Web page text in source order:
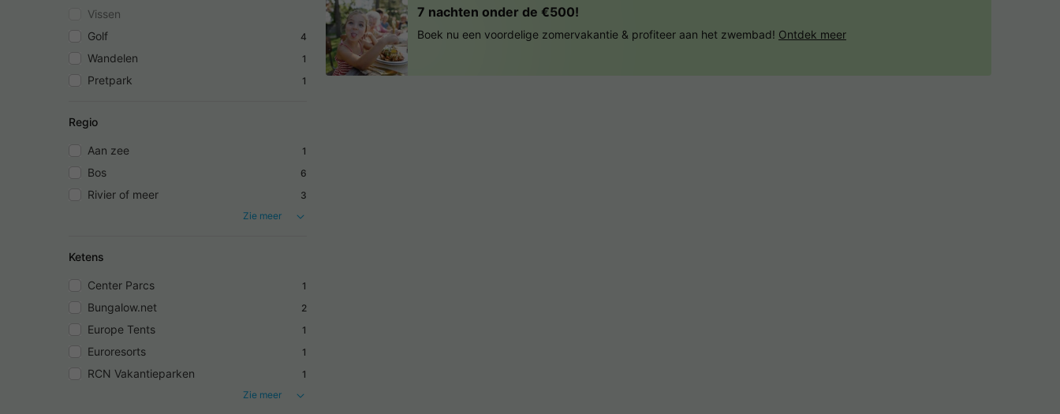
Vissen
Golf
4
Wandelen 1
Pretpark 1
Regio
Aan zee 1
Bos 6
Rivier of meer
3
Zie meer
Ketens
Center Parcs 1
Bungalow.net 2
Europe Tents 1
Euroresorts 1
RCN Vakantieparken
1
Zie meer
7 nachten onder de €500!
Boek nu een voordelige zomervakantie & profiteer aan het zwembad! Ontdek meer